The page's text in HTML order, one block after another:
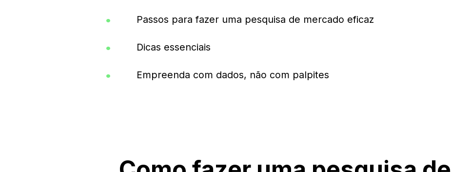
Passos para fazer uma pesquisa de mercado eficaz
Dicas essenciais
Empreenda com dados, não com palpites